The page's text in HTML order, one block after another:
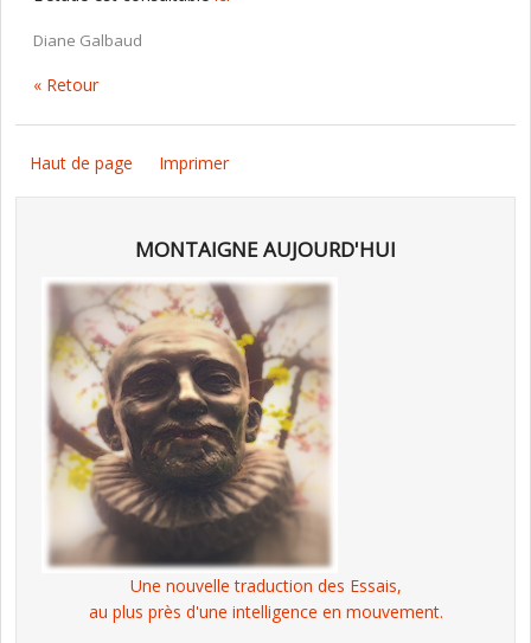
Diane Galbaud
« Retour
Haut de page Imprimer
MONTAIGNE AUJOURD'HUI
Une nouvelle traduction des Essais,
au plus près d'une intelligence en mouvement.